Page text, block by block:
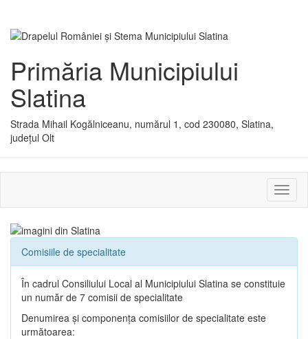
Primăria Municipiului
Slatina
Strada Mihail Kogălniceanu, numărul 1, cod 230080, Slatina,
județul Olt
sau
Comisiile de specialitate
În cadrul Consiliului Local al Municipiului Slatina se constituie
un număr de 7 comisii de specialitate
Denumirea şi componenţa comisiilor de specialitate este
următoarea: